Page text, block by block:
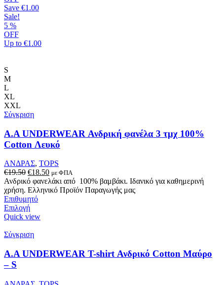
Save €1.00
Sale!
5 %
OFF
Up to €1.00
S
M
L
XL
XXL
Σύγκριση
Α.A UNDERWEAR Ανδρική φανέλα 3 τμχ 100%
Cotton Λευκό
ΑΝΔΡΑΣ, TOPS
€19.50 Original
price
was:
€19.50.
€18.50Η
τρέχουσα
τιμή
με ΦΠΑ
Ανδρικό φανελάκι από 100% βαμβάκι. Ιδανικό για καθημερινή
χρήση. Ελληνικό Προϊόν Παραγωγής μας
Επιθυμητό
ΕπιλογήΑυτό
το
έχει
παραλλαγές.
Οι
Quick view
Σύγκριση
Α.A UNDERWEAR T-shirt Ανδρικό Cotton Μαύρο
– S